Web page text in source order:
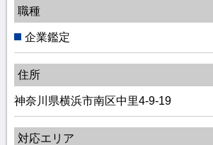
職種
企業鑑定
住所
神奈川県横浜市南区中里4-9-19
対応エリア